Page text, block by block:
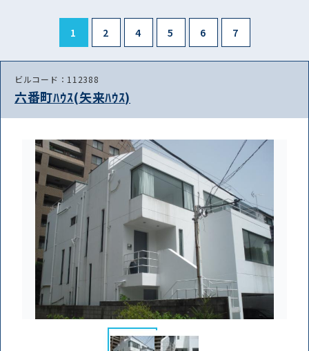
1 2 4 5 6 7
ビルコード：112388
六番町ﾊｳｽ(矢来ﾊｳｽ)